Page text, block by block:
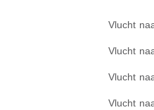
Vlucht
Vlucht
Vlucht
Vlucht